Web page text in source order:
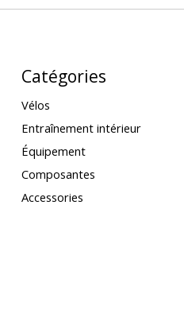
Catégories
Vélos
Entraînement intérieur
Équipement
Composantes
Accessories